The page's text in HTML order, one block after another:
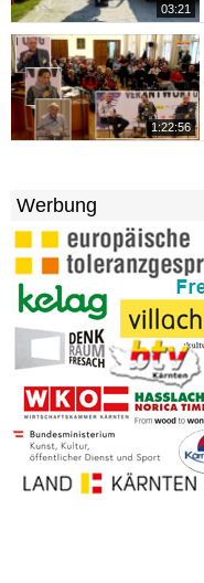
03:21
1:22:56
Werbung